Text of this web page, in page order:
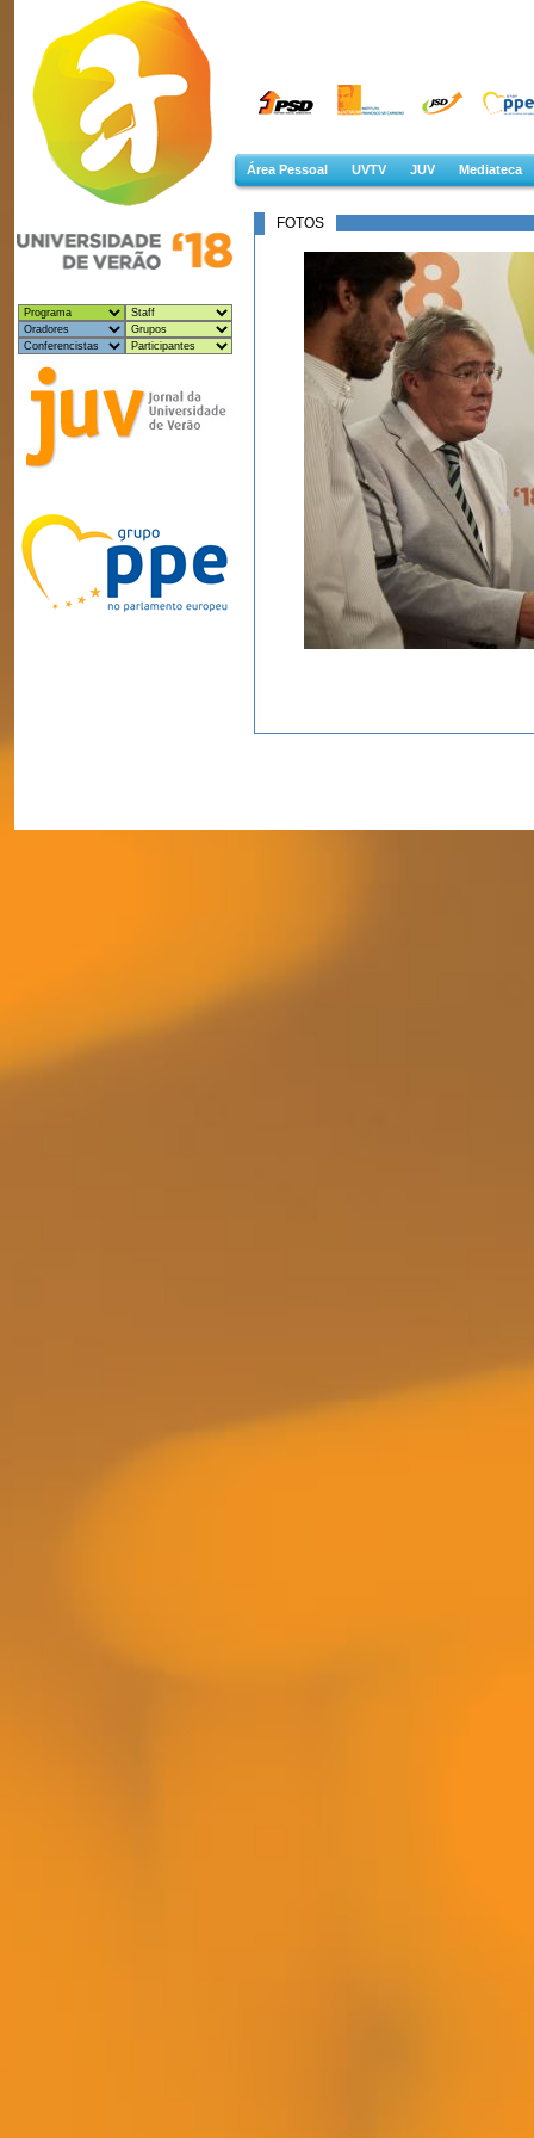
Área Pessoal UVTV JUV Mediateca
FOTOS